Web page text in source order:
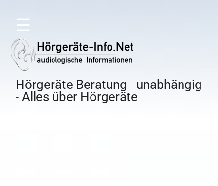
☰
Hörgeräte Beratung - unabhängig
- Alles über Hörgeräte